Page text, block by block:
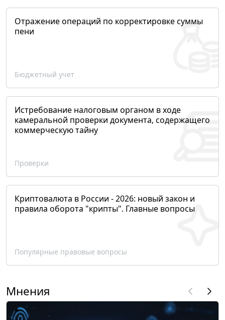
Отражение операций по корректировке суммы
пени
Бюджетный учет
Истребование налоговым органом в ходе
камеральной проверки документа, содержащего
коммерческую тайну
Проверки
Криптовалюта в России - 2026: новый закон и
правила оборота "крипты". Главные вопросы
Популярные правовые вопросы
Мнения